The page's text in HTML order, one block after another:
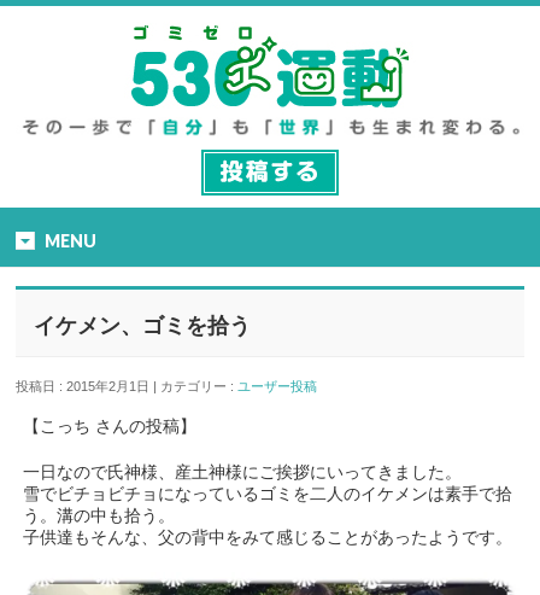
MENU
イケメン、ゴミを拾う
投稿日 : 2015年2月1日 | カテゴリー :ユーザー投稿
【こっち さんの投稿】
一日なので氏神様、産土神様にご挨拶にいってきました。
雪でビチョビチョになっているゴミを二人のイケメンは素手で拾
う。溝の中も拾う。
子供達もそんな、父の背中をみて感じることがあったようです。